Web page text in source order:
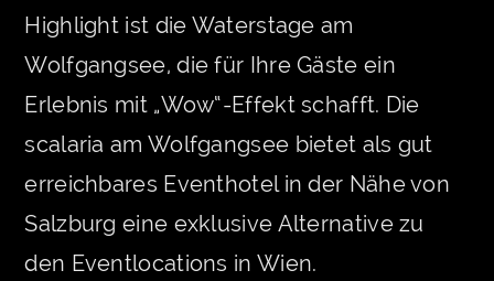
Highlight ist die Waterstage am
Wolfgangsee, die für Ihre Gäste ein
Erlebnis mit „Wow“-Effekt schafft. Die
scalaria am Wolfgangsee bietet als gut
erreichbares Eventhotel in der Nähe von
Salzburg eine exklusive Alternative zu
den Eventlocations in Wien.